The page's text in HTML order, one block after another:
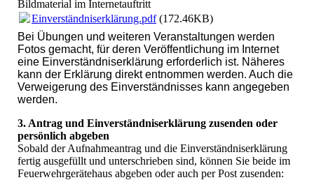
Bildmaterial im Internetauftritt
Einverständniserklärung.pdf(172.46KB)
Bei Übungen und weiteren Veranstaltungen werden
Fotos gemacht, für deren Veröffentlichung im Internet
eine Einverständniserklärung erforderlich ist. Näheres
kann der Erklärung direkt entnommen werden. Auch die
Verweigerung des Einverständnisses kann angegeben
werden.
3. Antrag und Einverständniserklärung zusenden oder
persönlich abgeben
Sobald der Aufnahmeantrag und die Einverständniserklärung
fertig ausgefüllt und unterschrieben sind, können Sie beide im
Feuerwehrgerätehaus abgeben oder auch per Post zusenden: